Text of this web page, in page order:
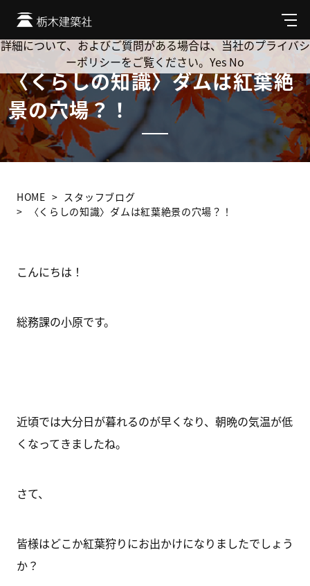
メ
ニ
ュ
〈くらしの知識〉ダムは紅葉絶
景の穴場？！
HOME
スタッフブログ
〈くらしの知識〉ダムは紅葉絶景の穴場？！
こんにちは！
総務課の小原です。
近頃では大分日が暮れるのが早くなり、朝晩の気温が低
くなってきましたね。
さて、
皆様はどこか紅葉狩りにお出かけになりましたでしょう
か？
Cookie を使用して、お客様の活動を追跡してもよろしいです
か? 当社ではお客様のプライバシーを極めて重視しています。
詳細について、およびご質問がある場合は、当社のプライバシ
ーポリシーをご覧ください。 Yes No